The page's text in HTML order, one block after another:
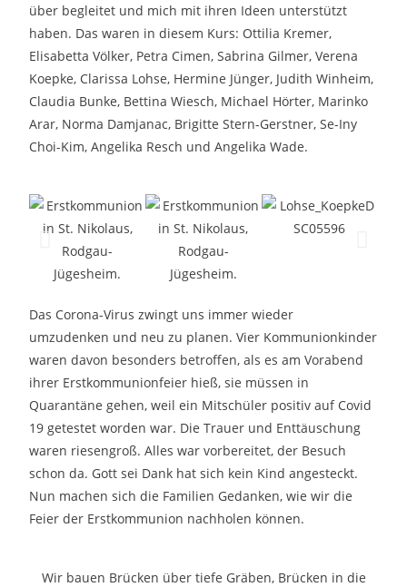
über begleitet und mich mit ihren Ideen unterstützt
haben. Das waren in diesem Kurs: Ottilia Kremer,
Elisabetta Völker, Petra Cimen, Sabrina Gilmer, Verena
Koepke, Clarissa Lohse, Hermine Jünger, Judith Winheim,
Claudia Bunke, Bettina Wiesch, Michael Hörter, Marinko
Arar, Norma Damjanac, Brigitte Stern-Gerstner, Se-Iny
Choi-Kim, Angelika Resch und Angelika Wade.
Das Corona-Virus zwingt uns immer wieder
umzudenken und neu zu planen. Vier Kommunionkinder
waren davon besonders betroffen, als es am Vorabend
ihrer Erstkommunionfeier hieß, sie müssen in
Quarantäne gehen, weil ein Mitschüler positiv auf Covid
19 getestet worden war. Die Trauer und Enttäuschung
waren riesengroß. Alles war vorbereitet, der Besuch
schon da. Gott sei Dank hat sich kein Kind angesteckt.
Nun machen sich die Familien Gedanken, wie wir die
Feier der Erstkommunion nachholen können.
Wir bauen Brücken über tiefe Gräben, Brücken in die